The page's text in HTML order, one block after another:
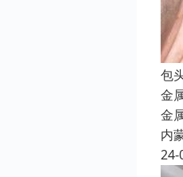
包
金
金
内
24-